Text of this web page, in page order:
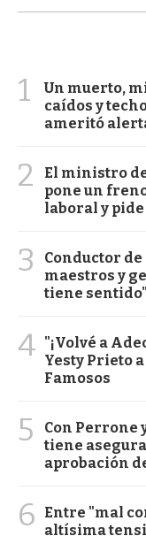
1
Un muerto,
caídos y
ameritó
2
El ministro
pone un
laboral y pide
3
Conductor
maestros y
tiene sentido"
4 "¡Volvé a
Yesty Prieto
Famosos
5
Con Perrone
tiene
aprobación
6
Entre "mal
altísima